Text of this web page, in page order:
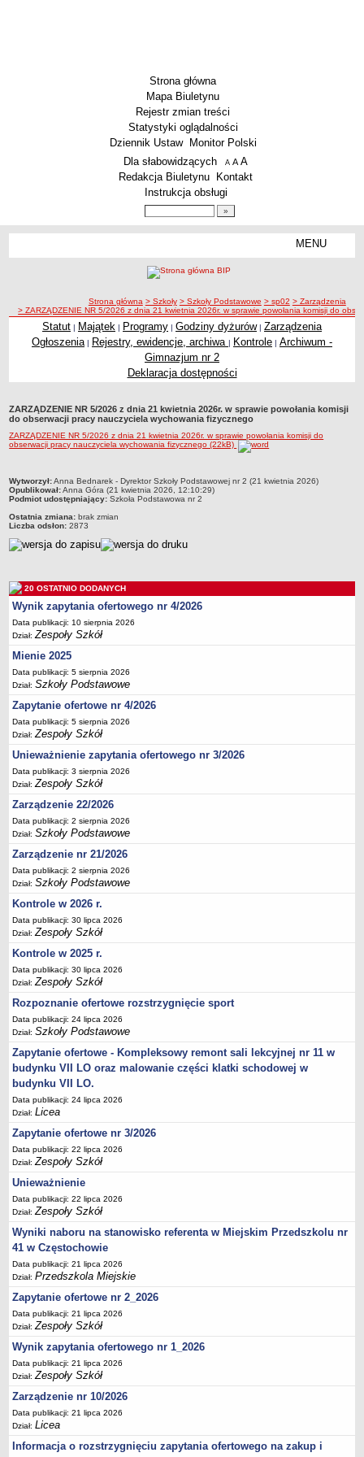
Strona główna
Mapa Biuletynu
Rejestr zmian treści
Statystyki oglądalności
Dziennik Ustaw
Monitor Polski
Menu dodatkowe
Dla słabowidzących A pomniejsz czcionkę
A standardowy rozmiar czcionki
A
Redakcja Biuletynu
Kontakt
Instrukcja obsługi
MENU
Zespoły Szkół
Techniczne Zakłady Naukowe
Przedszkola Miejskie
Zlikwidowane gimnazja
Przekształcone szkoły i placówki
SPECJALNE OŚRODKI SZKOLNO-WYCHOWAWCZE
Specjalny Ośrodek nr 1
Specjalny Ośrodek nr 5
Dane podstawowe
Majątek
Godziny dyżurów
Ogłoszenie
Zarządzenia
Kontrole
Rejestry, ewidencje, archiwa
Sprawozdania
Deklaracja dostępności
PORADNIE PSYCHOLOGICZNO-PEDAGOGICZNE
Zespół Poradni
BIURO FINANSÓW OŚWIATY
Dane podstawowe
Statut
Majątek
Godziny dyżurów
Ogłoszenia
Zarządzenia
Rejestry, ewidencje, archiwa
PONOWNE WYKORZYSTYWANIE
Sprawozdania
Deklaracja dostępności
DEKLARACJA DOSTĘPNOŚCI
OŚWIADCZENIA MAJĄTKOWE
PONOWNE WYKORZYSTYWANIE
OCHRONA DANYCH OSOBOWYCH
ścieżka nawigacji
Strona główna > Szkoły > Szkoły Podstawowe > sp02 > Zarządzenia
> ZARZĄDZENIE NR 5/2026 z dnia 21 kwietnia 2026r. w sprawie powołania komisji do
Statut | Majątek | Programy | Godziny dyżurów| Zarządzenia
Ogłoszenia | Rejestry, ewidencje, archiwa | Kontrole | Archiwum -
Gimnazjum nr 2
Deklaracja dostępności
ZARZĄDZENIE NR 5/2026 z dnia 21 kwietnia 2026r. w sprawie powołania komisji
do obserwacji pracy nauczyciela wychowania fizycznego
ZARZĄDZENIE NR 5/2026 z dnia 21 kwietnia 2026r. w sprawie powołania komisji do
obserwacji pracy nauczyciela wychowania fizycznego (22kB)
metryczka
Wytworzył:Anna Bednarek - Dyrektor Szkoły Podstawowej nr 2 (21 kwietnia 2026)
Opublikował:Anna Góra (21 kwietnia 2026, 12:10:29)
Podmiot udostępniający: Szkoła Podstawowa nr 2
Ostatnia zmiana: brak zmian
Liczba odsłon: 2873
20 OSTATNIO DODANYCH
Wynik zapytania ofertowego nr 4/2026
Data publikacji: 10 sierpnia 2026
Dział:Zespoły Szkół
Mienie 2025
Data publikacji: 5 sierpnia 2026
Dział:Szkoły Podstawowe
Zapytanie ofertowe nr 4/2026
Data publikacji: 5 sierpnia 2026
Dział:Zespoły Szkół
Unieważnienie zapytania ofertowego nr 3/2026
Data publikacji: 3 sierpnia 2026
Dział:Zespoły Szkół
Zarządzenie 22/2026
Data publikacji: 2 sierpnia 2026
Dział:Szkoły Podstawowe
Zarządzenie nr 21/2026
Data publikacji: 2 sierpnia 2026
Dział:Szkoły Podstawowe
Kontrole w 2026 r.
Data publikacji: 30 lipca 2026
Dział:Zespoły Szkół
Kontrole w 2025 r.
Data publikacji: 30 lipca 2026
Dział:Zespoły Szkół
Rozpoznanie ofertowe rozstrzygnięcie sport
Data publikacji: 24 lipca 2026
Dział:Szkoły Podstawowe
Zapytanie ofertowe - Kompleksowy remont sali lekcyjnej nr 11 w
budynku VII LO oraz malowanie części klatki schodowej w
budynku VII LO.
Data publikacji: 24 lipca 2026
Dział:Licea
Zapytanie ofertowe nr 3/2026
Data publikacji: 22 lipca 2026
Dział:Zespoły Szkół
Unieważnienie
Data publikacji: 22 lipca 2026
Dział:Zespoły Szkół
Wyniki naboru na stanowisko referenta w Miejskim Przedszkolu nr
41 w Częstochowie
Data publikacji: 21 lipca 2026
Dział:Przedszkola Miejskie
Zapytanie ofertowe nr 2_2026
Data publikacji: 21 lipca 2026
Dział:Zespoły Szkół
Wynik zapytania ofertowego nr 1_2026
Data publikacji: 21 lipca 2026
Dział:Zespoły Szkół
Zarządzenie nr 10/2026
Data publikacji: 21 lipca 2026
Dział:Licea
Informacja o rozstrzygnięciu zapytania ofertowego na zakup i